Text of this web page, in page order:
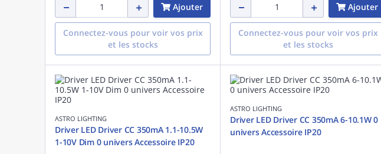
Ajouter
Connectez-vous pour voir vos prix
et les stocks
Ajouter
Connectez-vous pour voir vos prix
et les stocks
ASTRO LIGHTING
Driver LED Driver CC 350mA 1.1-10.5W
1-10V Dim 0 univers Accessoire IP20
ASTRO LIGHTING
Driver LED Driver CC 350mA 6-10.1W 0
univers Accessoire IP20